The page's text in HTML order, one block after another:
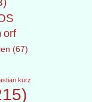
orf
(67)
kurz